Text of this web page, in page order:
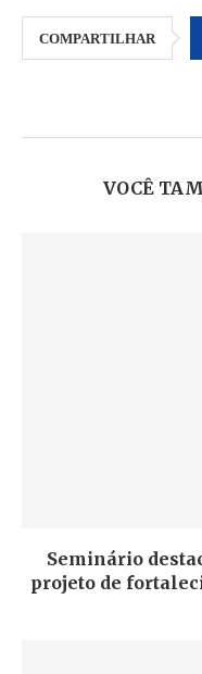
COMPARTILHAR
VOCÊ
Seminário
projeto de